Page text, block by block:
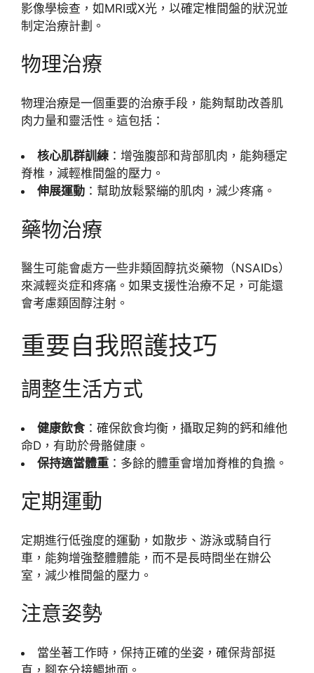
影像學檢查，如MRI或X光，以確定椎間盤的狀況並
制定治療計劃。
物理治療
物理治療是一個重要的治療手段，能夠幫助改善肌
肉力量和靈活性。這包括：
核心肌群訓練 ：增強腹部和背部肌肉，能夠穩定
脊椎，減輕椎間盤的壓力。
伸展運動 ：幫助放鬆緊繃的肌肉，減少疼痛。
藥物治療
醫生可能會處方一些非類固醇抗炎藥物（NSAIDs）
來減輕炎症和疼痛。如果支援性治療不足，可能還
會考慮類固醇注射。
重要自我照護技巧
調整生活方式
健康飲食：確保飲食均衡，攝取足夠的鈣和維他
命D，有助於骨骼健康。
保持適當體重 ：多餘的體重會增加脊椎的負擔。
定期運動
定期進行低強度的運動，如散步、游泳或騎自行
車，能夠增強整體體能，而不是長時間坐在辦公
室，減少椎間盤的壓力。
注意姿勢
當坐著工作時，保持正確的坐姿，確保背部挺
直，腳充分接觸地面。